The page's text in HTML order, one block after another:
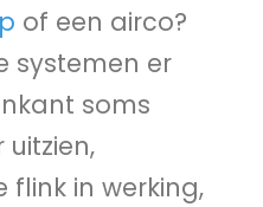
of een airco?
systemen er
soms
flink in werking,